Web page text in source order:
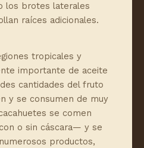
los brotes laterales
raíces adicionales.
tropicales y
importante de aceite
cantidades del fruto
y se consumen de muy
se comen
o sin cáscara— y se
productos,